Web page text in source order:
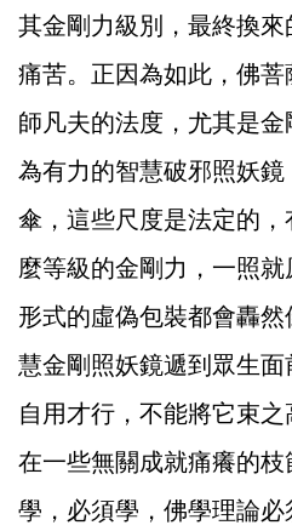
其金剛力級別，最終換來
痛苦。正因為如此，佛
師凡夫的法度，尤其是
為有力的智慧破邪照妖
傘，這些尺度是法定的
麼等級的金剛力，一照
形式的虛偽包裝都會轟
慧金剛照妖鏡遞到眾生
自用才行，不能將它束
在一些無關成就痛癢的
學，必須學，佛學理論